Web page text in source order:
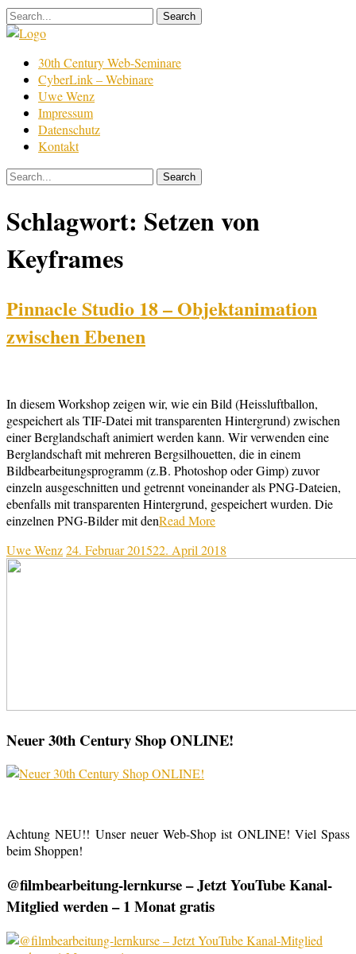
Skip
to
Film
Bearbeitung
30th Century Web-Seminare
CyberLink – Webinare
Uwe Wenz
Impressum
Datenschutz
Kontakt
Schlagwort: Setzen von
Keyframes
Pinnacle Studio 18 – Objektanimation
zwischen Ebenen
In diesem Workshop zeigen wir, wie ein Bild (Heissluftballon,
gespeichert als TIF-Datei mit transparenten Hintergrund) zwischen
einer Berglandschaft animiert werden kann. Wir verwenden eine
Berglandschaft mit mehreren Bergsilhouetten, die in einem
Bildbearbeitungsprogramm (z.B. Photoshop oder Gimp) zuvor
einzeln ausgeschnitten und getrennt voneinander als PNG-Dateien,
ebenfalls mit transparenten Hintergrund, gespeichert wurden. Die
einzelnen PNG-Bilder mit denRead More
Uwe Wenz24. Februar 201522. April 2018
Neuer 30th Century Shop ONLINE!
Achtung NEU!! Unser neuer Web-Shop ist ONLINE! Viel Spass
beim Shoppen!
@filmbearbeitung-lernkurse – Jetzt YouTube Kanal-
Mitglied werden – 1 Monat gratis